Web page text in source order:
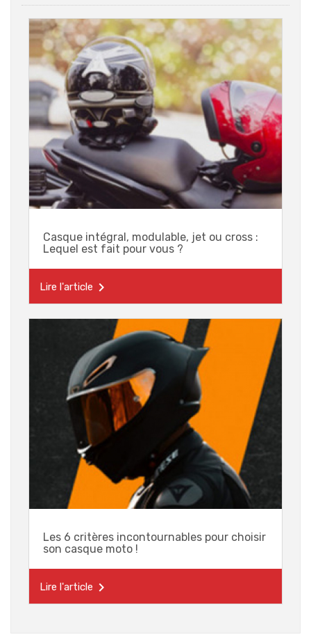
Casque intégral, modulable, jet ou cross :
Lequel est fait pour vous ?
Lire l'article 
Les 6 critères incontournables pour choisir
son casque moto !
Lire l'article 